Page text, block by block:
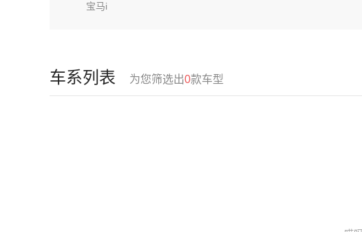
宝马i
车系列表 为您筛选出0款车型